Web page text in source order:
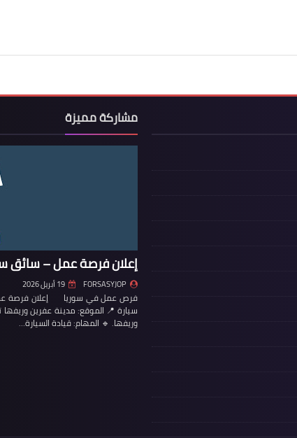
مشاركة مميزة
إعلان فرصة عمل – سائق
FORSASYJOP 19 أبريل 2026
فرص عمل في سوريا إعلان فرصة
سيارة 📍 الموقع: مدينة عفرين
وريفها. 🔹 المهام: قيادة السيارة…